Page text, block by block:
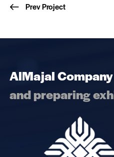
Prev Project
AlMajal Company
and preparing